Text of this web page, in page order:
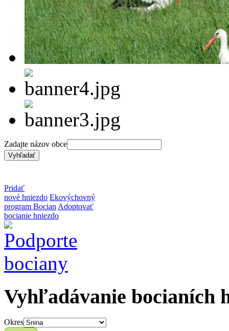
Zadajte názov obce
Pridať
nové hniezdo Ekovýchovný
program Bocian Adoptovať
bocianie hniezdo
Vyhľadávanie bocianích
Okres